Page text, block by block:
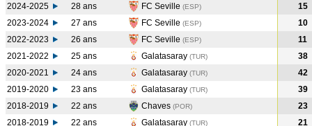
2024-2025
28 ans FC Seville (ESP)
15
2023-2024
27 ans FC Seville (ESP)
10
2022-2023
26 ans FC Seville (ESP)
11
2021-2022
25 ans Galatasaray (TUR)
38
2020-2021
24 ans Galatasaray (TUR)
42
2019-2020
23 ans Galatasaray (TUR)
39
2018-2019
22 ans Chaves (POR)
23
2018-2019
22 ans Galatasaray (TUR) 21